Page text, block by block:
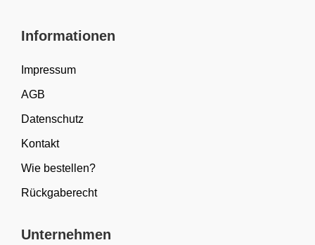
Informationen
Impressum
AGB
Datenschutz
Kontakt
Wie bestellen?
Rückgaberecht
Unternehmen